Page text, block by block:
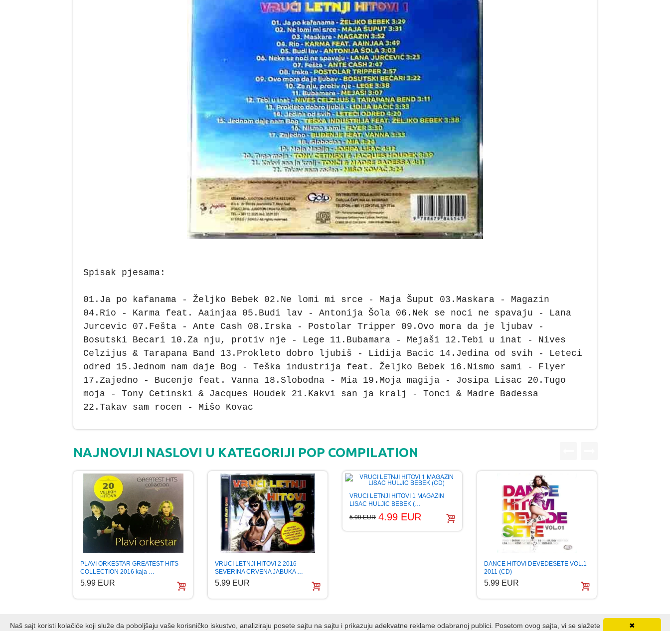
Spisak pjesama:
01.Ja po kafanama - Željko Bebek 02.Ne lomi mi srce - Maja Šuput 03.Maskara - Magazin
04.Rio - Karma feat. Aainjaa 05.Budi lav - Antonija Šola 06.Nek se noci ne spavaju - Lana
Jurcevic 07.Fešta - Ante Cash 08.Irska - Postolar Tripper 09.Ovo mora da je ljubav -
Bosutski Becari 10.Za nju, protiv nje - Lege 11.Bubamara - Mejaši 12.Tebi u inat - Nives
Celzijus & Tarapana Band 13.Prokleto dobro ljubiš - Lidija Bacic 14.Jedina od svih - Leteci
odred 15.Jednom nam daje Bog - Teška industrija feat. Željko Bebek 16.Nismo sami - Flyer
17.Zajedno - Bucenje feat. Vanna 18.Slobodna - Mia 19.Moja magija - Josipa Lisac 20.Tugo
moja - Tony Cetinski & Jacques Houdek 21.Kakvi san ja kralj - Tonci & Madre Badessa
22.Takav sam rocen - Mišo Kovac
NAJNOVIJI NASLOVI U KATEGORIJI POP COMPILATION
PLAVI ORKESTAR GREATEST HITS
COLLECTION 2016 kaja …
5.99 EUR
VRUCI LETNJI HITOVI 2 2016
SEVERINA CRVENA JABUKA …
5.99 EUR
VRUCI LETNJI HITOVI 1 MAGAZIN
LISAC HULJIC BEBEK (…
5.99 EUR 4.99 EUR
DANCE HITOVI DEVEDESETE VOL.1
2011 (CD)
5.99 EUR
✖
Naš sajt koristi kolačiće koji služe da poboljšaju vaše korisničko iskustvo, analiziraju posete sajtu na sajtu i prikazuju adekvatne reklame odabranoj publici. Posetom ovog sajta, vi se slažete